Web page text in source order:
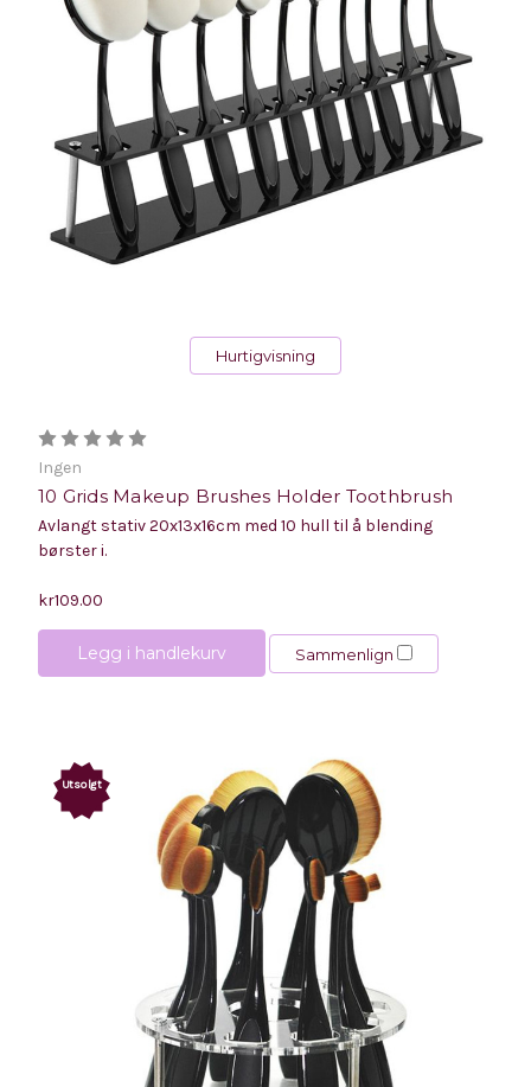
Hurtigvisning
Ingen
10 Grids Makeup Brushes Holder Toothbrush
Avlangt stativ 20x13x16cm med 10 hull til å blending
børster i.
kr109.00
Legg i handlekurv Sammenlign
Utsolgt